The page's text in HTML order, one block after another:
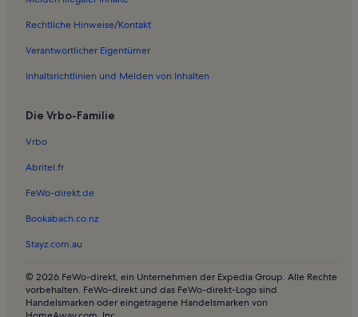
Rechtliche Hinweise/Kontakt
Verantwortlicher Eigentümer
Inhaltsrichtlinien und Melden von Inhalten
Die Vrbo-Familie
Vrbo
Abritel.fr
FeWo-direkt.de
Bookabach.co.nz
Stayz.com.au
© 2026 FeWo-direkt, ein Unternehmen der Expedia Group. Alle Rechte
vorbehalten. FeWo-direkt und das FeWo-direkt-Logo sind
Handelsmarken oder eingetragene Handelsmarken von